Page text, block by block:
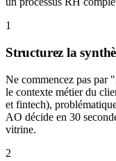
1
Structurez la
Ne commencez pas par
le contexte métier du
et fintech),
AO décide en 30
vitrine.
2